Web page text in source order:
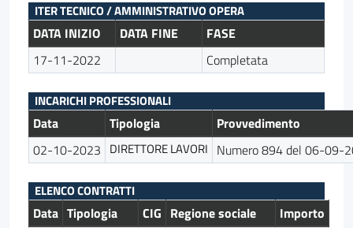
ITER TECNICO / AMMINISTRATIVO OPERA
DATA INIZIO DATA FINE
FASE
17-11-2022
Completata
INCARICHI PROFESSIONALI
Data Tipologia
Provvedimento
02-10-2023 DIRETTORE LAVORI Numero 894 del 06-09-
ELENCO CONTRATTI
Data Tipologia CIG Regione sociale Importo